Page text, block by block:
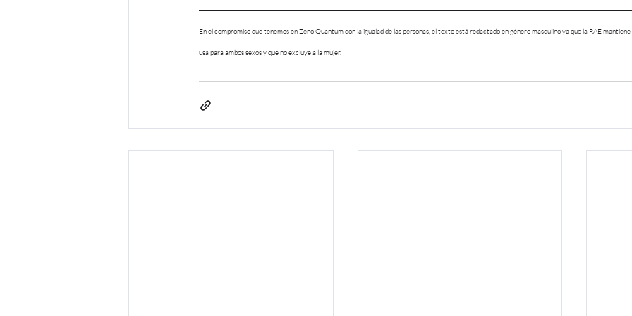
En el compromiso que tenemos en Zeno Quantum con la igualad de las personas, el texto está redactado en género masculino ya que la RAE
usa para ambos sexos y que no excluye a la mujer.